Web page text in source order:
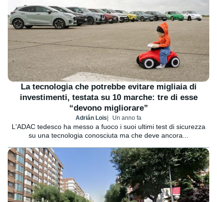
La tecnologia che potrebbe evitare migliaia di
investimenti, testata su 10 marche: tre di esse
“devono migliorare”
Adrián Lois Un anno fa
L'ADAC tedesco ha messo a fuoco i suoi ultimi test di sicurezza
su una tecnologia conosciuta ma che deve ancora...